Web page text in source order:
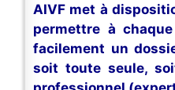
AIVF met à
permettre à
facilement un
soit toute seule,